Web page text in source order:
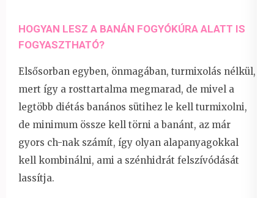
HOGYAN LESZ A BANÁN FOGYÓKÚRA ALATT IS
FOGYASZTHATÓ?
Elsősorban egyben, önmagában, turmixolás nélkül,
mert így a rosttartalma megmarad, de mivel a
legtöbb diétás banános sütihez le kell turmixolni,
de minimum össze kell törni a banánt, az már
gyors ch-nak számít, így olyan alapanyagokkal
kell kombinálni, ami a szénhidrát felszívódását
lassítja.